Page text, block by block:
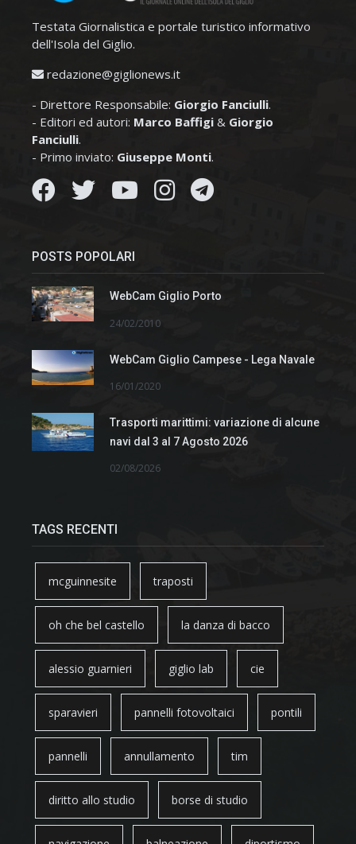
Testata Giornalistica e portale turistico informativo
dell'Isola del Giglio.
redazione@giglionews.it
- Direttore Responsabile: Giorgio Fanciulli.
- Editori ed autori: Marco Baffigi & Giorgio
Fanciulli.
- Primo inviato: Giuseppe Monti.
POSTS POPOLARI
WebCam Giglio Porto
24/02/2010
WebCam Giglio Campese - Lega Navale
16/01/2020
Trasporti marittimi: variazione di alcune
navi dal 3 al 7 Agosto 2026
02/08/2026
TAGS RECENTI
mcguinnesite traposti
oh che bel castello la danza di bacco
alessio guarnieri giglio lab cie
sparavieri pannelli fotovoltaici pontili
pannelli annullamento tim
diritto allo studio borse di studio